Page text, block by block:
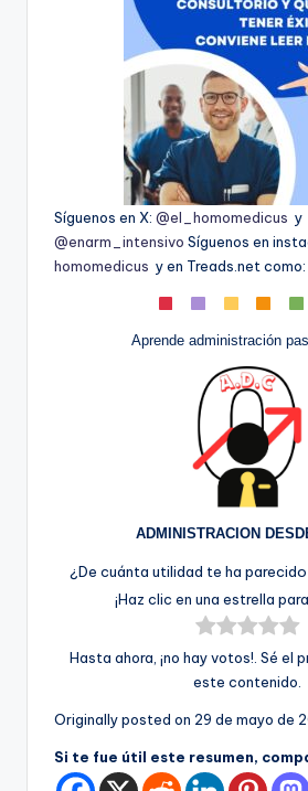
Síguenos en X: @el_homomedicus y
@enarm_intensivo Síguenos en
homomedicus y en Treads.net como:
Aprende administración
ADMINISTRACION
¿De cuánta utilidad te ha
¡Haz clic en una estrella
Hasta ahora, ¡no hay votos!. Sé el
este contenido.
Originally posted on 29 de mayo de
Si te fue útil este resumen,